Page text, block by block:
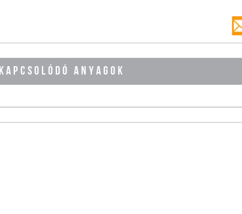
KAPCSOLÓDÓ ANYAGOK